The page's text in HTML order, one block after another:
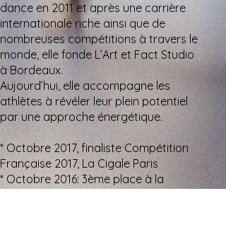
dance en 2011 et après une carrière
internationale riche ainsi que de
nombreuses compétitions à travers le
monde, elle fonde L’Art et Fact Studio
à Bordeaux.
Aujourd’hui, elle accompagne les
athlètes à révéler leur plein potentiel
par une approche énergétique.
* Octobre 2017, finaliste Compétition
Française 2017, La Cigale Paris
* Octobre 2016: 3ème place à la